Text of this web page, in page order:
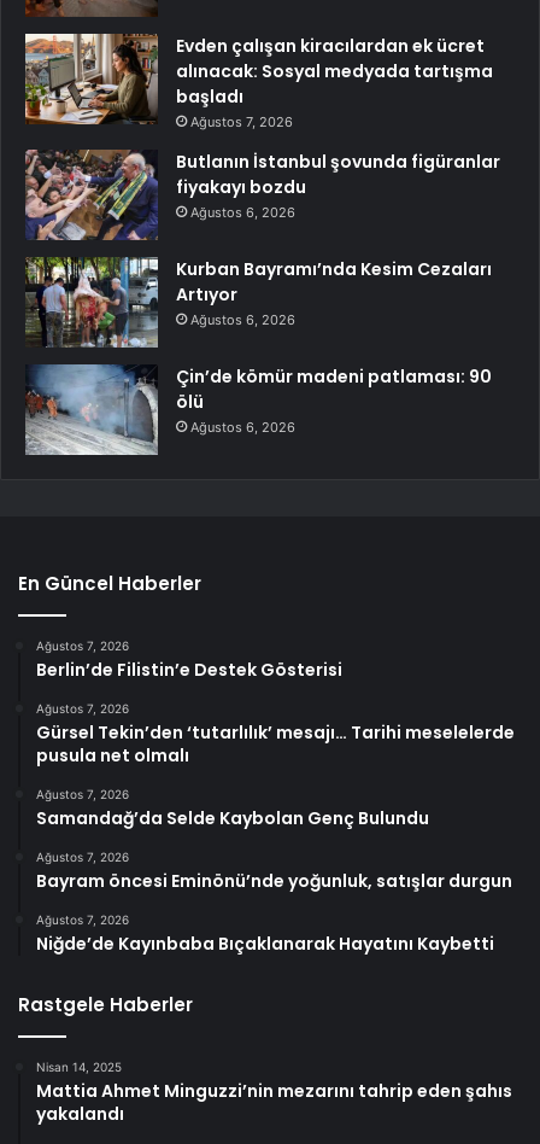
Evden çalışan kiracılardan ek ücret
alınacak: Sosyal medyada tartışma
başladı
Ağustos 7, 2026
Butlanın İstanbul şovunda figüranlar
fiyakayı bozdu
Ağustos 6, 2026
Kurban Bayramı’nda Kesim Cezaları
Artıyor
Ağustos 6, 2026
Çin’de kömür madeni patlaması: 90
ölü
Ağustos 6, 2026
En Güncel Haberler
Ağustos 7, 2026
Berlin’de Filistin’e Destek Gösterisi
Ağustos 7, 2026
Gürsel Tekin’den ‘tutarlılık’ mesajı… Tarihi meselelerde
pusula net olmalı
Ağustos 7, 2026
Samandağ’da Selde Kaybolan Genç Bulundu
Ağustos 7, 2026
Bayram öncesi Eminönü’nde yoğunluk, satışlar durgun
Ağustos 7, 2026
Niğde’de Kayınbaba Bıçaklanarak Hayatını Kaybetti
Rastgele Haberler
Nisan 14, 2025
Mattia Ahmet Minguzzi’nin mezarını tahrip eden şahıs
yakalandı